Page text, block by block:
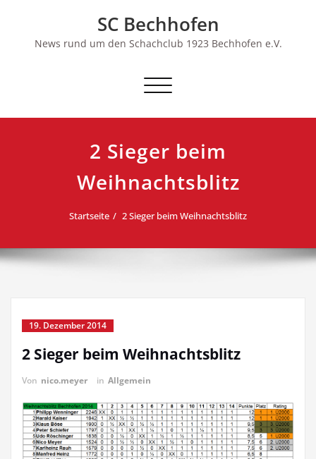
SC Bechhofen
News rund um den Schachclub 1923 Bechhofen e.V.
Schalte
2 Sieger beim
Weihnachtsblitz
Startseite 2 Sieger beim Weihnachtsblitz
19. Dezember 2014
2 Sieger beim Weihnachtsblitz
Von nico.meyer in Allgemein